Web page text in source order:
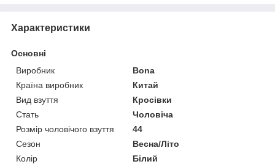
Характеристики
Основні
Виробник
Bona
Країна виробник
Китай
Вид взуття
Кросівки
Стать
Чоловіча
Розмір чоловічого взуття
44
Сезон
Весна/Літо
Колір
Білий